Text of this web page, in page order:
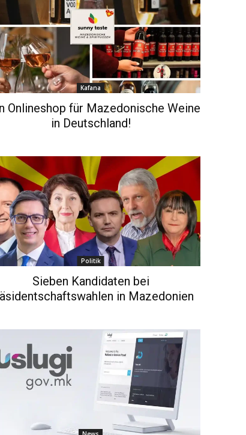
Kafana
Onlineshop für Mazedonische Weine
in Deutschland!
Politik
Sieben Kandidaten bei
in Mazedonien